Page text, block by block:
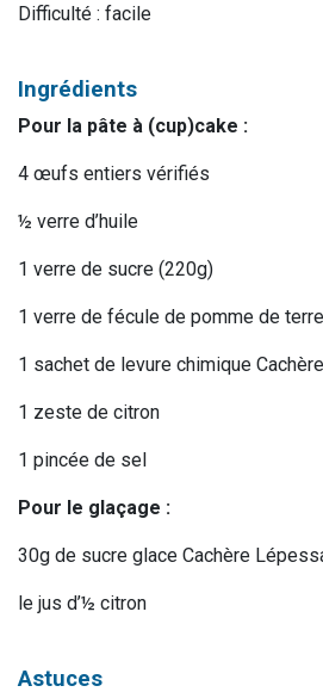
Difficulté : facile
Ingrédients
Pour la pâte à (cup)cake :
4 œufs entiers vérifiés
½ verre d’huile
1 verre de sucre (220g)
1 verre de fécule de pomme de
1 sachet de levure chimique
1 zeste de citron
1 pincée de sel
Pour le glaçage :
30g de sucre glace Cachère
le jus d’½ citron
Astuces